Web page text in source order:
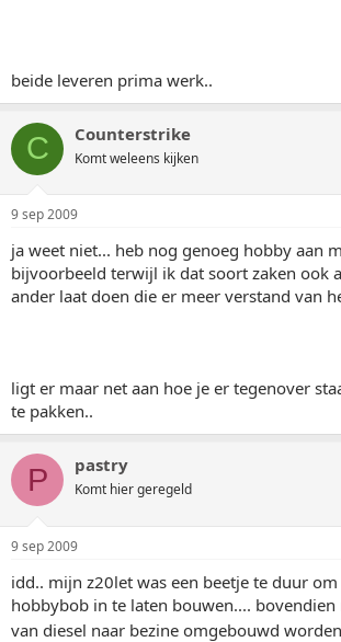
beide leveren prima werk..
C Counterstrike
Komt weleens kijken
9 sep 2009
ja weet niet... heb nog genoeg hobby aan
bijvoorbeeld terwijl ik dat soort zaken ook
ander laat doen die er meer verstand van
ligt er maar net aan hoe je er tegenover
te pakken..
P pastry
Komt hier geregeld
9 sep 2009
idd.. mijn z20let was een beetje te duur
hobbybob in te laten bouwen....
van diesel naar bezine omgebouwd